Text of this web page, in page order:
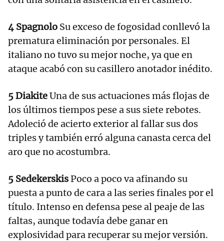
4 Spagnolo Su exceso de fogosidad conllevó la
prematura eliminación por personales. El
italiano no tuvo su mejor noche, ya que en
ataque acabó con su casillero anotador inédito.
5 DiakiteUna de sus actuaciones más flojas de
los últimos tiempos pese a sus siete rebotes.
Adoleció de acierto exterior al fallar sus dos
triples y también erró alguna canasta cerca del
aro que no acostumbra.
5 SedekerskisPoco a poco va afinando su
puesta a punto de cara a las series finales por el
título. Intenso en defensa pese al peaje de las
faltas, aunque todavía debe ganar en
explosividad para recuperar su mejor versión.